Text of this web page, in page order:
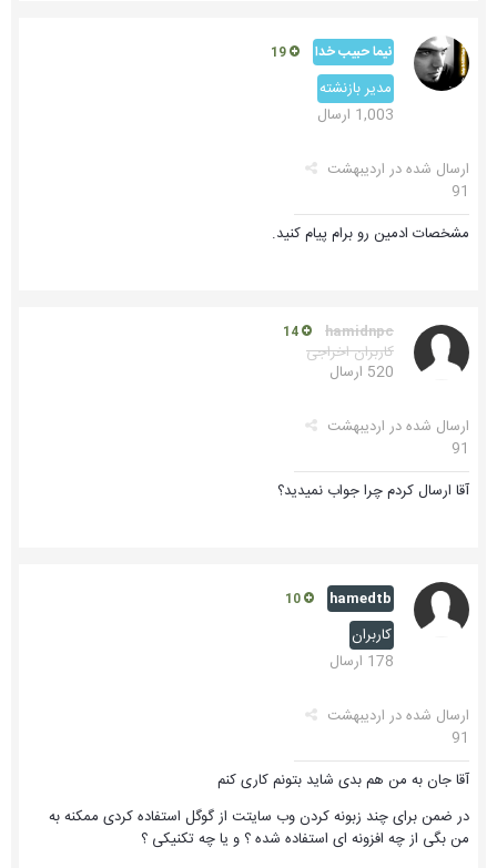
نیما حبیب خدا
مدیر بازنشته
1,003 ارسال
ارسال شده در اردیبهشت
91
مشخصات ادمین رو برام پیام کنید.
hamidnpc
کاربران اخراجی
520 ارسال
ارسال شده در اردیبهشت
91
آقا ارسال کردم چرا جواب نمیدید؟
hamedtb
کاربران
178 ارسال
ارسال شده در اردیبهشت
91
آقا جان به من هم بدی شاید بتونم کاری کنم
در ضمن برای چند زبونه کردن وب سایتت از گوگل استفاده کردی ممکنه به
من بگی از چه افزونه ای استفاده شده ؟ و یا چه تکنیکی ؟